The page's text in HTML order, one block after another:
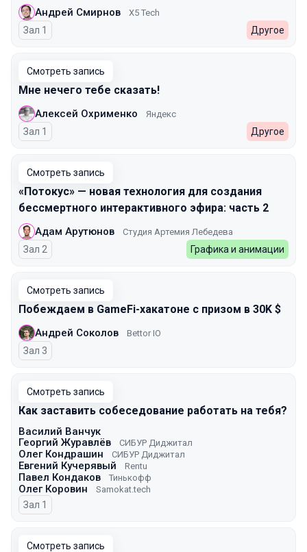
Андрей Смирнов X5 Tech
Зал 1 Другое
Смотреть запись
Мне нечего тебе сказать!
Алексей Охрименко Яндекс
Зал 1 Другое
Смотреть запись
«Потокус» — новая технология для создания
бессмертного интерактивного эфира: часть 2
Адам Арутюнов Студия Артемия Лебедева
Зал 2 Графика и анимации
Смотреть запись
Побеждаем в GameFi-хакатоне с призом в 30K $
Андрей Соколов Bettor IO
Зал 3
Смотреть запись
Как заставить собеседование работать на тебя?
Василий Ванчук
Георгий Журавлёв
СИБУР Диджитал
Олег Кондрашин СИБУР Диджитал
Евгений Кучерявый Rentu
Павел Кондаков Тинькофф
Олег Коровин Samokat.tech
Зал 1
Смотреть запись